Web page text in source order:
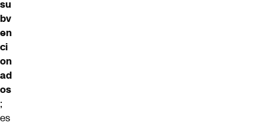
su
bv
en
ci
on
ad
os
;
es